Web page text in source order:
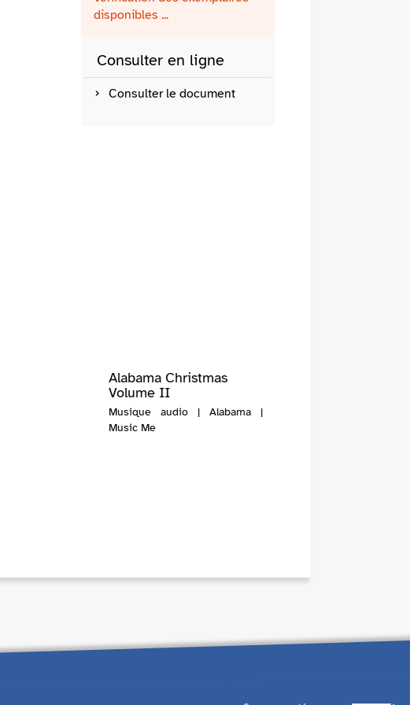
disponibles ...
Consulter en ligne
Consulter le document
Alabama Christmas
Volume II
Musique audio | Alabama |
Music Me